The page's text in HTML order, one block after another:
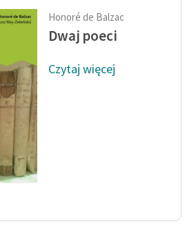
Honoré de Balzac
Dwaj poeci
Czytaj więcej